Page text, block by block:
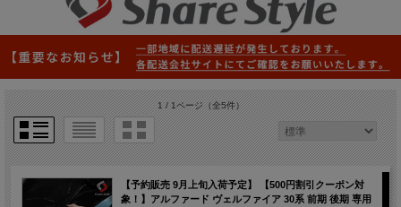
1 / 1ページ（全5件）
【予約販売 9月上旬入荷予定】 【500円割引クーポン対
象！】アルファード ヴェルファイア 30系 前期 後期 専用